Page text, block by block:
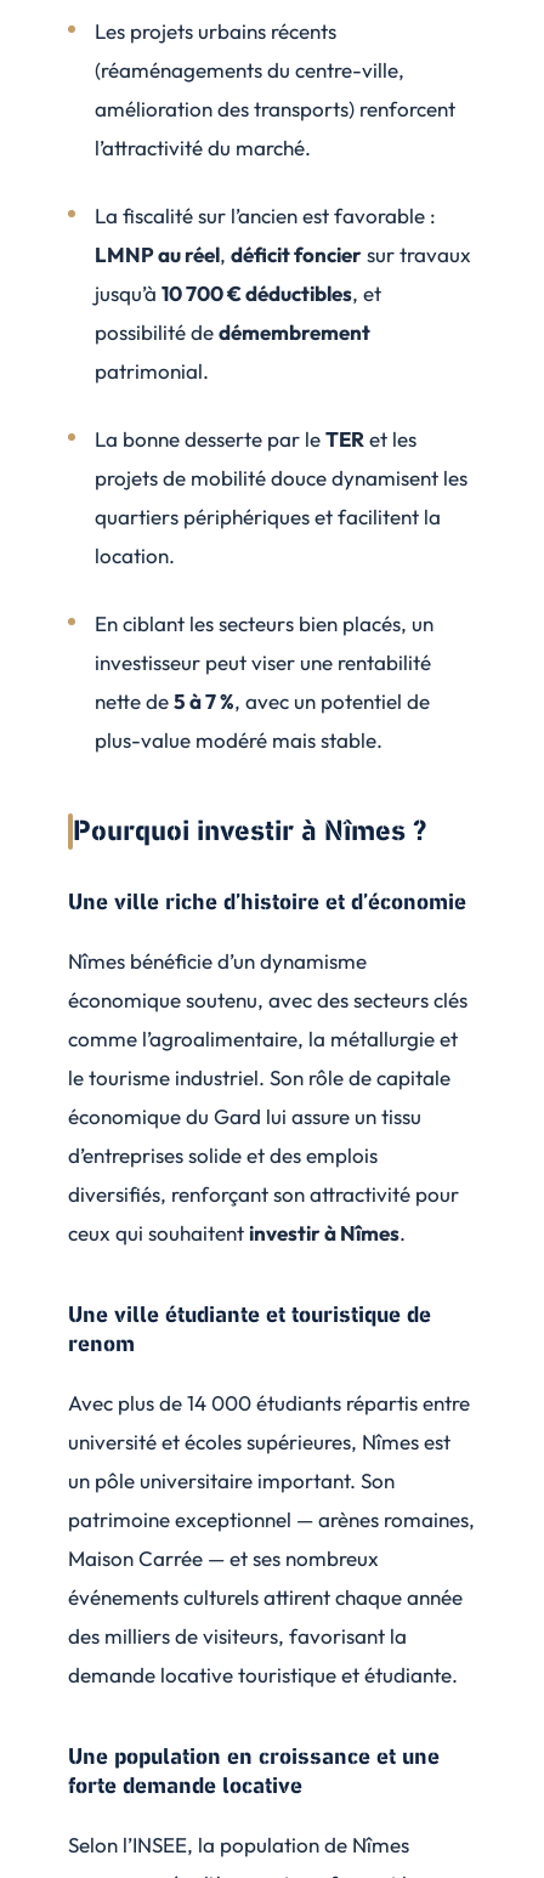
Les projets urbains récents
(réaménagements du centre-ville,
amélioration des transports) renforcent
l’attractivité du marché.
La fiscalité sur l’ancien est favorable :
LMNP au réel,déficit fonciersur travaux
jusqu’à10 700 € déductibles, et
possibilité dedémembrement
patrimonial.
La bonne desserte par leTERet les
projets de mobilité douce dynamisent les
quartiers périphériques et facilitent la
location.
En ciblant les secteurs bien placés, un
investisseur peut viser une rentabilité
nette de5 à 7 %, avec un potentiel de
plus-value modéré mais stable.
Pourquoi investir à Nîmes ?
Une ville riche d’histoire et d’économie
Nîmes bénéficie d’un dynamisme
économique soutenu, avec des secteurs clés
comme l’agroalimentaire, la métallurgie et
le tourisme industriel. Son rôle de capitale
économique du Gard lui assure un tissu
d’entreprises solide et des emplois
diversifiés, renforçant son attractivité pour
ceux qui souhaitentinvestir à Nîmes.
Une ville étudiante et touristique de
renom
Avec plus de 14 000 étudiants répartis entre
université et écoles supérieures, Nîmes est
un pôle universitaire important. Son
patrimoine exceptionnel — arènes romaines,
Maison Carrée — et ses nombreux
événements culturels attirent chaque année
des milliers de visiteurs, favorisant la
demande locative touristique et étudiante.
Une population en croissance et une
forte demande locative
Selon l’INSEE, la population de Nîmes